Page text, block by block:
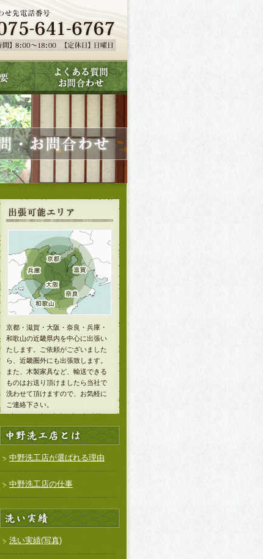
京都・滋賀・大阪・奈良・兵庫・
和歌山の近畿県内を中心に出張い
たします。ご依頼がございました
ら、近畿圏外にも出張致します。
また、木製家具など、輸送できる
ものはお送り頂けましたら当社で
洗わせて頂けますので、お気軽に
ご連絡下さい。
中野洗工店が選ばれる理由
中野洗工店の仕事
洗い実績(写真)